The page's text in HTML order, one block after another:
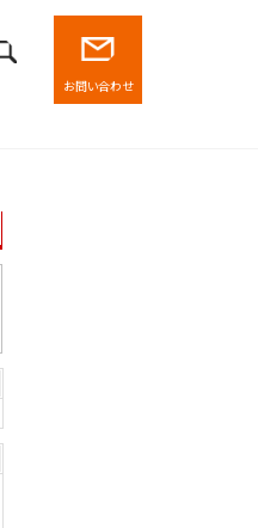
お問い合わせ